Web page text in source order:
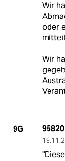
Wir
oder
Wir
9G